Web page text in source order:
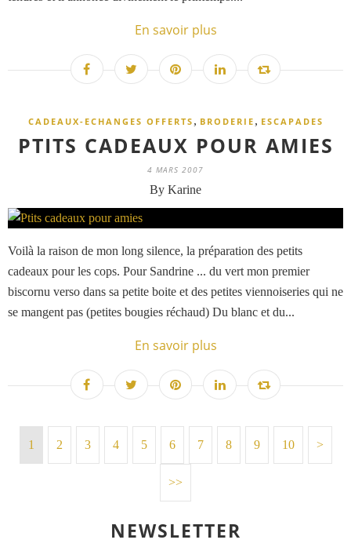
En savoir plus
CADEAUX-ECHANGES OFFERTS , BRODERIE , ESCAPADES
PTITS CADEAUX POUR AMIES
4 MARS 2007
By Karine
Voilà la raison de mon long silence, la préparation des petits
cadeaux pour les cops. Pour Sandrine ... du vert mon premier
biscornu verso dans sa petite boite et des petites viennoiseries qui ne
se mangent pas (petites bougies réchaud) Du blanc et du...
En savoir plus
1 2 3 4 5 6 7 8 9 10 >
>>
NEWSLETTER